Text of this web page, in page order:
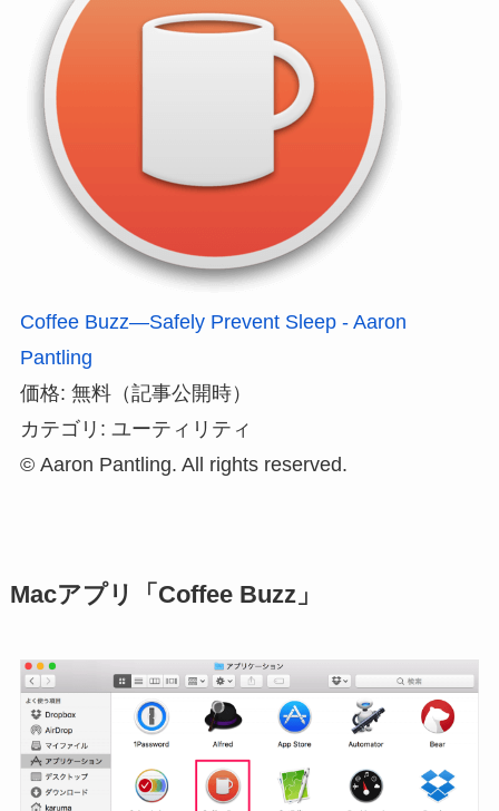
Coffee Buzz—Safely Prevent Sleep - Aaron
Pantling
価格: 無料（記事公開時）
カテゴリ: ユーティリティ
© Aaron Pantling. All rights reserved.
Macアプリ「Coffee Buzz」